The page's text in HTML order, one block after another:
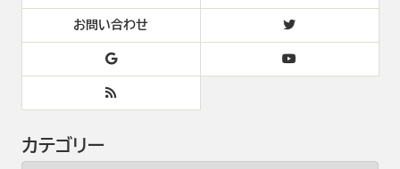
お問い合わせ
カテゴリー